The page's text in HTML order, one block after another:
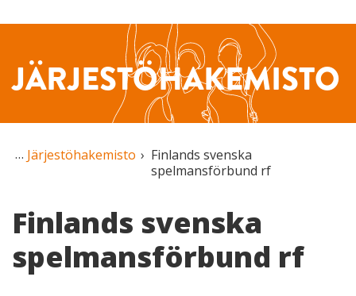
JÄRJESTÖHAKEMISTO
Järjestöhakemisto
Finlands svenska
spelmansförbund rf
Finlands svenska
spelmansförbund rf